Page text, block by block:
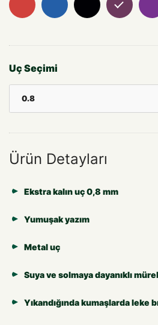
Uç Seçimi
0.8
Ürün Detayları
Ekstra kalın uç 0,8 mm
Yumuşak yazım
Metal uç
Suya ve solmaya dayanıklı
Yıkandığında kumaşlarda leke